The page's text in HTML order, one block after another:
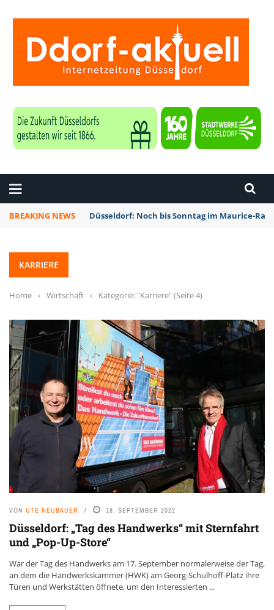
BREAKING NEWS Düsseldorf: Noch bis Sonntag im Maurice-
KARRIERE
Home › Wirtschaft › Kategorie: "Karriere"(Seite 4)
VON UTE NEUBAUER 18. SEPTEMBER 2022
Düsseldorf: „Tag des Handwerks“ mit Sternfahrt
und „Pop-Up-Store“
War der Tag des Handwerks am 17. September normalerweise der Tag,
an dem die Handwerkskammer (HWK) am Georg-Schulhoff-Platz ihre
Türen und Werkstätten öffnete, um den Interessierten ...